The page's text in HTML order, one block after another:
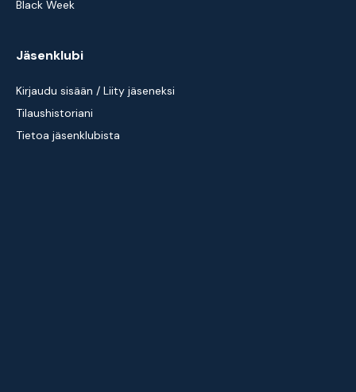
Black Week
Jäsenklubi
Kirjaudu sisään / Liity jäseneksi
Tilaushistoriani
Tietoa jäsenklubista